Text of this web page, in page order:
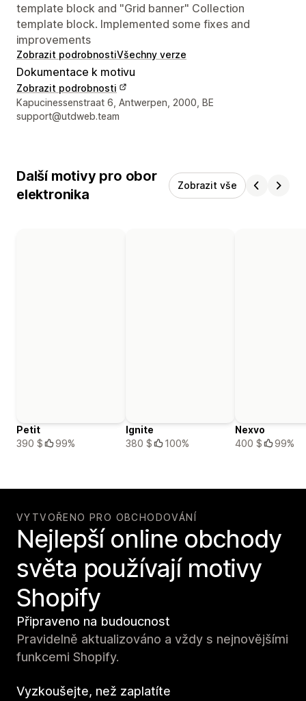
template block and "Grid banner" Collection
template block. Implemented some fixes and
improvements
Zobrazit podrobnostiVšechny verze
Dokumentace k motivu
Zobrazit podrobnosti
Kontaktní údaje designéra
Kapucinessenstraat 6, Antwerpen, 2000, BE
support@utdweb.team
Další motivy pro obor
elektronika
Zobrazit vše
Petit
390 $
99%
Ignite
380 $
100%
Nexvo
400 $
99%
VYTVOŘENO PRO OBCHODOVÁNÍ
Nejlepší online obchody
světa používají motivy
Shopify
Připraveno na budoucnost
Pravidelně aktualizováno a vždy s nejnovějšími
funkcemi Shopify.
Vyzkoušejte, než zaplatíte